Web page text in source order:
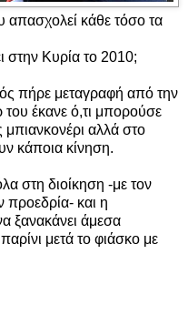
απασχολεί κάθε τόσο τα
στην Κυρία το 2010;
πήρε μεταγραφή από την
έκανε ό,τι μπορούσε
μπιανκονέρι αλλά στο
κάποια κίνηση.
στη διοίκηση -με τον
προεδρία- και η
ξανακάνει άμεσα
μετά το φιάσκο με